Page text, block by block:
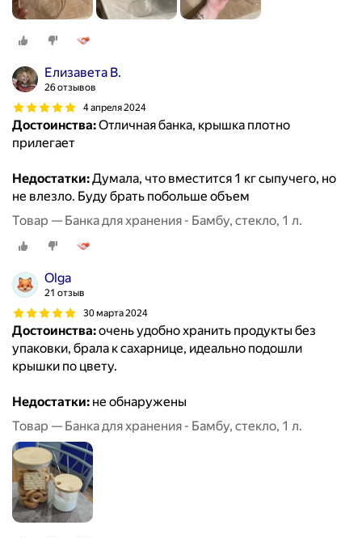
Елизавета В.
26 отзывов
4 апреля 2024
Достоинства:Отличная банка, крышка плотно
прилегает
Недостатки:Думала, что вместится 1 кг сыпучего, но
не влезло. Буду брать побольше объем
Товар — Банка для хранения - Бамбу, стекло, 1 л.
Olga
21 отзыв
30 марта 2024
Достоинства:очень удобно хранить продукты без
упаковки, брала к сахарнице, идеально подошли
крышки по цвету.
Недостатки: не обнаружены
Товар — Банка для хранения - Бамбу, стекло, 1 л.